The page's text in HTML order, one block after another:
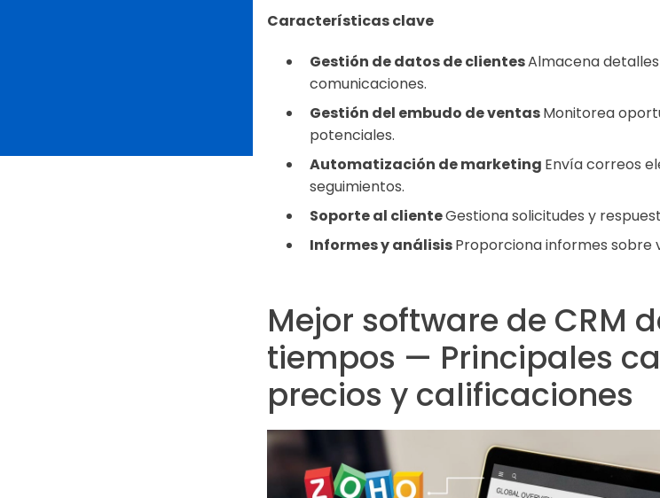
Características clave
Gestión de datos de clientesAlmacena
comunicaciones.
Gestión del embudo de ventasMonitorea
potenciales.
Automatización de marketing Envía correos
seguimientos.
Soporte al clienteGestiona solicitudes y
Informes y análisisProporciona informes
Mejor software de CRM
tiempos — Principales
precios y calificaciones